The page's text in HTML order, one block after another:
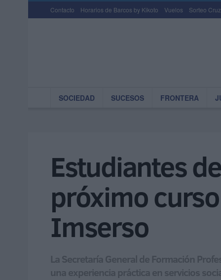
Contacto Horarios de Barcos by Kikoto Vuelos Sorteo
SOCIEDAD SUCESOS FRONTERA
Estudiantes
próximo
Imserso
La Secretaría General de Formación
una experiencia práctica en servicios